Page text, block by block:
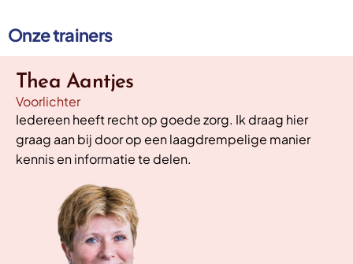
Onze trainers
Thea Aantjes
Voorlichter
Iedereen heeft recht op goede zorg. Ik draag hier
graag aan bij door op een laagdrempelige manier
kennis en informatie te delen.